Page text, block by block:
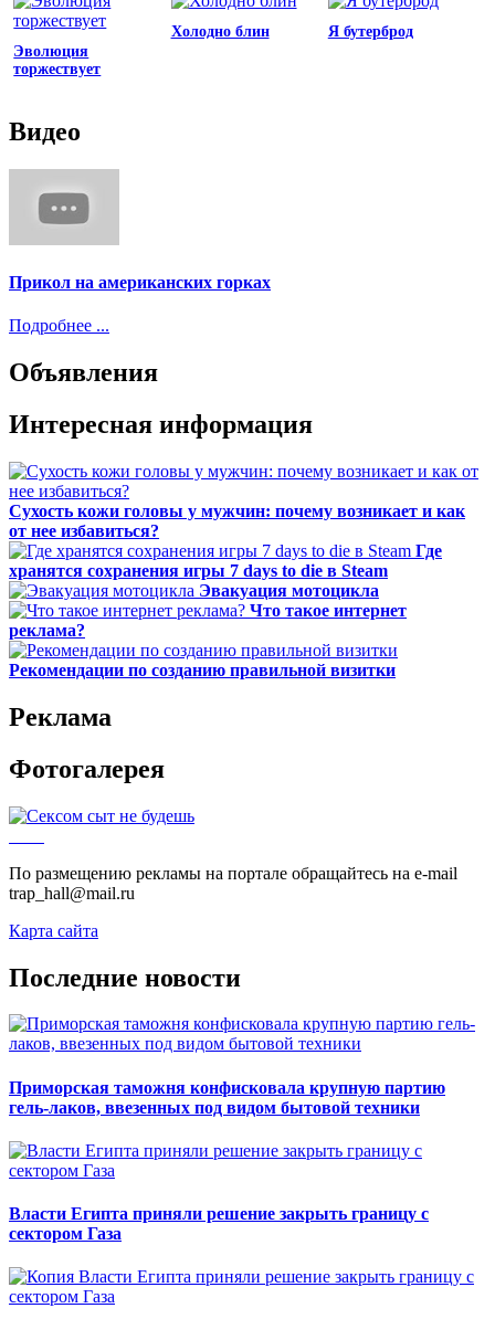
Эволюция
торжествует
Холодно блин Я бутерброд
Видео
Прикол на американских горках
Подробнее ...
Объявления
Интересная информация
Сухость кожи головы у мужчин: почему возникает и как
от нее избавиться?
Где
хранятся сохранения игры 7 days to die в Steam
Эвакуация мотоцикла
Что такое интернет
реклама?
Рекомендации по созданию правильной визитки
Реклама
Фотогалерея
По размещению рекламы на портале обращайтесь на e-mail
trap_hall@mail.ru
Карта сайта
Последние новости
Приморская таможня конфисковала крупную партию
гель-лаков, ввезенных под видом бытовой техники
Власти Египта приняли решение закрыть границу с
сектором Газа